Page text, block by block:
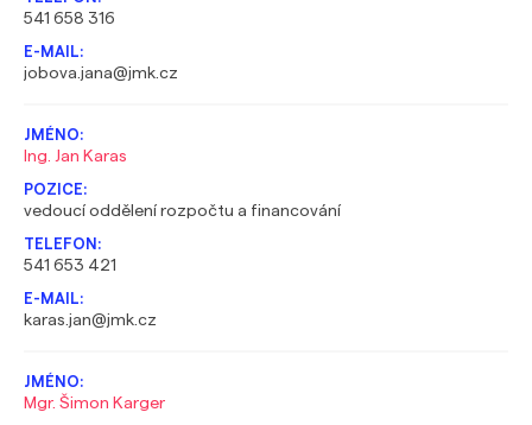
541 658 316
jobova.jana@jmk.cz
Ing. Jan Karas
vedoucí oddělení rozpočtu a financování
541 653 421
karas.jan@jmk.cz
Mgr. Šimon Karger